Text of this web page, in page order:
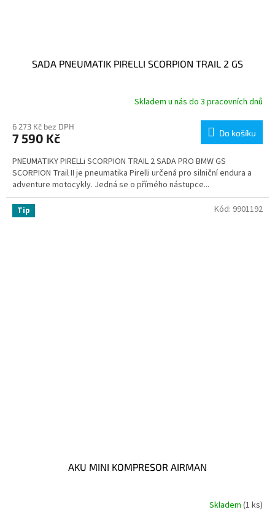
SADA PNEUMATIK PIRELLI SCORPION TRAIL 2 GS
Skladem u nás do 3 pracovních dnů
6 273 Kč bez DPH
7 590 Kč Do košíku
PNEUMATIKY PIRELLi SCORPION TRAIL 2 SADA PRO BMW GS
SCORPION Trail II je pneumatika Pirelli určená pro silniční endura a
adventure motocykly. Jedná se o přímého nástupce...
Tip
AKU MINI KOMPRESOR AIRMAN
Skladem (1 ks)
Kód: 9901192